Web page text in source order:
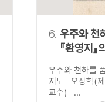
6. 우주와 천
『환영지』
우주와 천하를
지도 오상학(제
교수) ...